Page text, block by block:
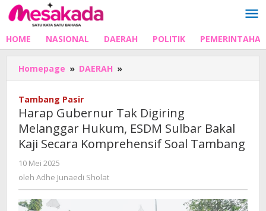
Lewati
ke
HOME NASIONAL DAERAH POLITIK
Homepage » DAERAH »
Gubernur
Melanggar
Hukum,
ESDM
Secara
Komprehensif
Tambang Pasir
Harap Gubernur Tak Digiring
Melanggar Hukum, ESDM Sulbar Bakal
Kaji Secara Komprehensif Soal Tambang
10 Mei 2025
Adhe
oleh Adhe Junaedi Sholat